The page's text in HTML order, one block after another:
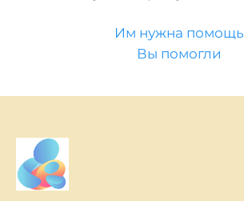
Им нужна помощь
Вы помогли